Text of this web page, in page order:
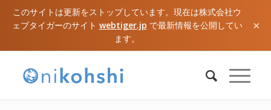
このサイトは更新をストップしています。現在は株式会社ウ
ェブタイガーのサイト webtiger.jp で最新情報を公開してい
ます。
×